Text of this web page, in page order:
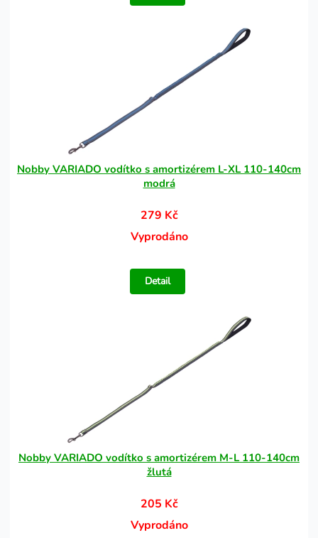
Nobby VARIADO vodítko s amortizérem L-XL 110-140cm
modrá
279 Kč
Vyprodáno
Detail
Nobby VARIADO vodítko s amortizérem M-L 110-140cm
žlutá
205 Kč
Vyprodáno